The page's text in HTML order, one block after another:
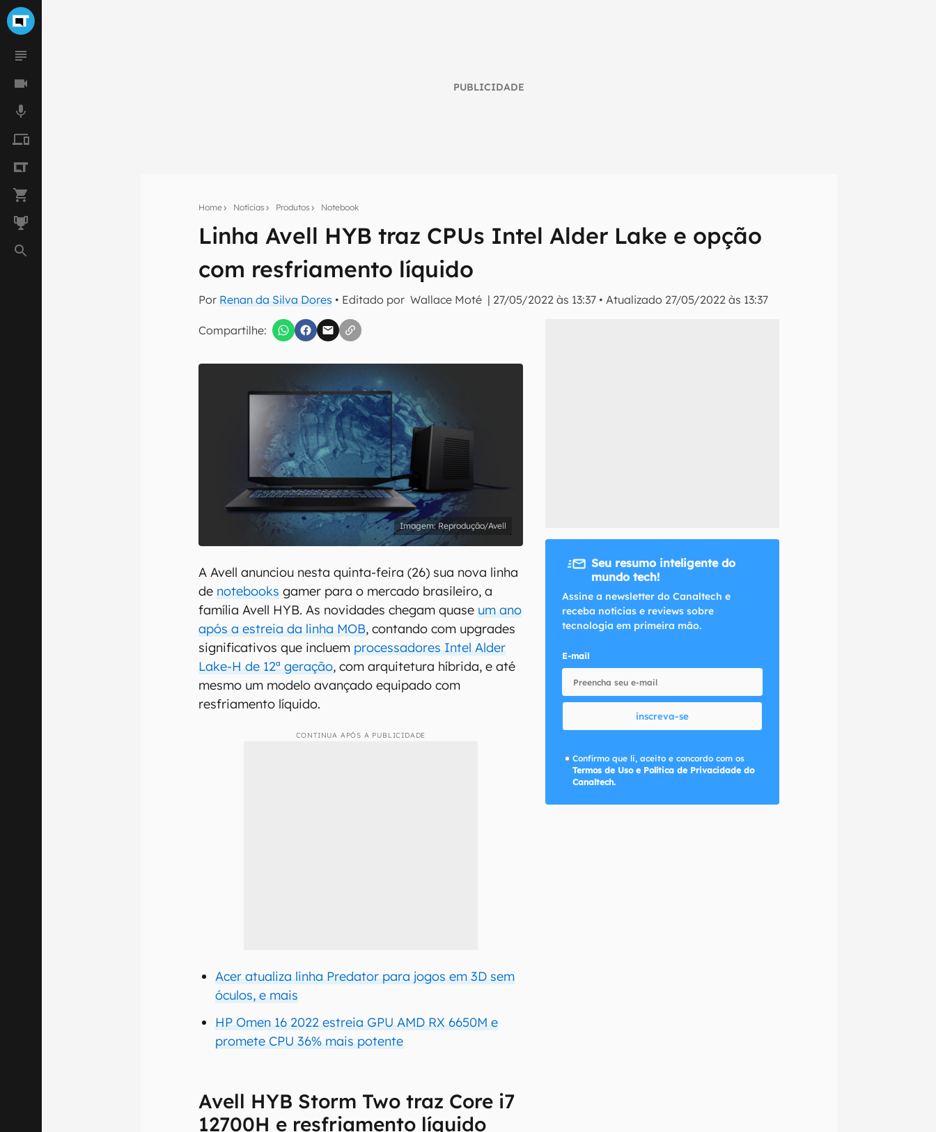
PUBLICIDADE
Home Notícias Produtos Notebook
Linha Avell HYB traz CPUs Intel Alder Lake e opção
com resfriamento líquido
Por Renan da Silva Dores • Editado por Wallace Moté | 27/05/2022 às 13:37 •Atualizado 27/05/2022 às 13:37
Compartilhe:
Assine a newsletter do Canaltech e receba notícias e reviews sobre tecnologia em primeira
Confirmo que li, aceito e concordo com os Termos de Uso e Política de Privacidade do Canaltech.
Reprodução/Avell
A Avell anunciou nesta quinta-feira (26) sua nova linha
de notebooks gamer para o mercado brasileiro, a
família Avell HYB. As novidades chegam quase um ano
após a estreia da linha MOB, contando com upgrades
significativos que incluem processadores Intel Alder
Lake-H de 12ª geração, com arquitetura híbrida, e até
mesmo um modelo avançado equipado com
resfriamento líquido.
CONTINUA APÓS A PUBLICIDADE
Acer atualiza linha Predator para jogos em 3D sem
óculos, e mais
HP Omen 16 2022 estreia GPU AMD RX 6650M e
promete CPU 36% mais potente
Avell HYB Storm Two traz Core i7
12700H e resfriamento líquido
Seu resumo inteligente do
mundo tech!
Assine a newsletter do Canaltech e
receba notícias e reviews sobre
tecnologia em primeira mão.
E-mail
inscreva-se
Confirmo que li, aceito e concordo com os
Termos de Uso e Política de Privacidade do
Canaltech.